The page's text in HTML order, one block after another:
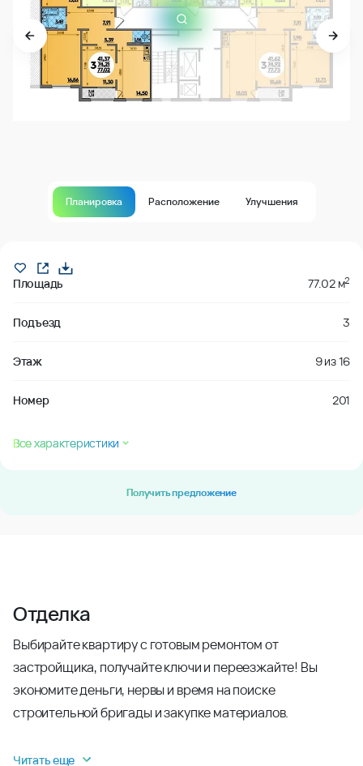
Планировка Расположение Улучшения
Площадь 77.02 м2
Подъезд 3
Этаж 9из16
Номер 201
Все характеристики
Получить предложение
Отделка
Выбирайте квартиру с готовым ремонтом от
застройщика, получайте ключи и переезжайте! Вы
экономите деньги, нервы и время на поиске
строительной бригады и закупке материалов.
Читать еще